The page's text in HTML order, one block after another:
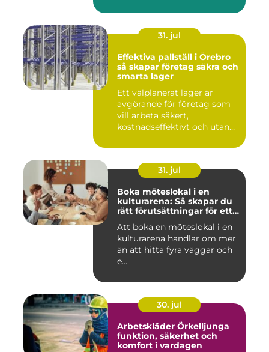
31. jul
Effektiva pallställ i Örebro
så skapar företag säkra och
smarta lager
Ett välplanerat lager är
avgörande för företag som
vill arbeta säkert,
kostnadseffektivt och utan
31. jul
Boka möteslokal i en
kulturarena: Så skapar du
rätt förutsättningar för ett
Att boka en möteslokal i en
kulturarena handlar om mer
än att hitta fyra väggar och
e...
30. jul
Arbetskläder Örkelljunga
funktion, säkerhet och
komfort i vardagen